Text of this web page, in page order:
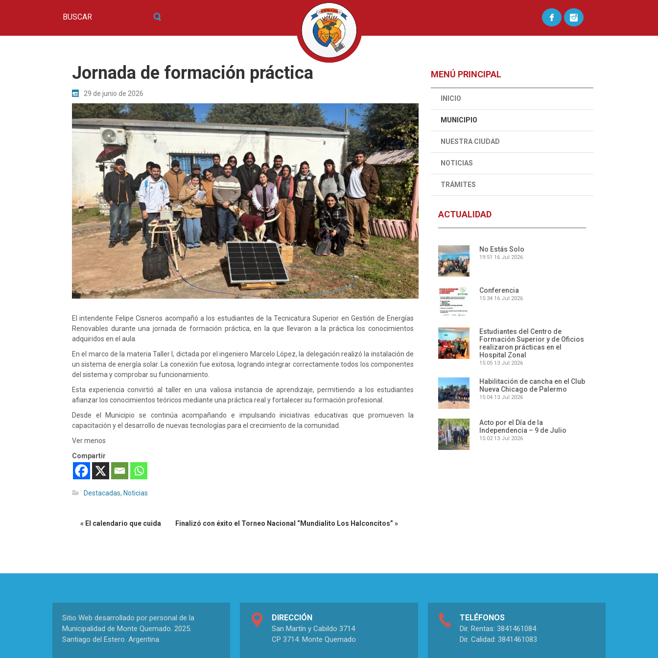
Jornada de formación práctica
29 de junio de 2026
El intendente Felipe Cisneros acompañó a los estudiantes de la Tecnicatura Superior en Gestión de Energías
Renovables durante una jornada de formación práctica, en la que llevaron a la práctica los conocimientos
adquiridos en el aula.
En el marco de la materia Taller I, dictada por el ingeniero Marcelo López, la delegación realizó la instalación de
un sistema de energía solar. La conexión fue exitosa, logrando integrar correctamente todos los componentes
del sistema y comprobar su funcionamiento.
Esta experiencia convirtió al taller en una valiosa instancia de aprendizaje, permitiendo a los estudiantes
afianzar los conocimientos teóricos mediante una práctica real y fortalecer su formación profesional.
Desde el Municipio se continúa acompañando e impulsando iniciativas educativas que promueven la
capacitación y el desarrollo de nuevas tecnologías para el crecimiento de la comunidad.
Ver menos
Compartir
Destacadas, Noticias
« El calendario que cuida Finalizó con éxito el Torneo Nacional “Mundialito Los Halconcitos” »
MENÚ PRINCIPAL
INICIO
MUNICIPIO
NUESTRA CIUDAD
NOTICIAS
TRÁMITES
ACTUALIDAD
No Estás Solo
19:51 16 Jul 2026
Conferencia
15:34 16 Jul 2026
Estudiantes del Centro de
Formación Superior y de Oficios
realizaron prácticas en el
Hospital Zonal
15:05 13 Jul 2026
Habilitación de cancha en el Club
Nueva Chicago de Palermo
15:04 13 Jul 2026
Acto por el Día de la
Independencia – 9 de Julio
15:02 13 Jul 2026
Sitio Web desarrollado por personal de la
Municipalidad de Monte Quemado. 2025.
Santiago del Estero. Argentina.
DIRECCIÓN
San Martín y Cabildo 3714
CP 3714. Monte Quemado
TELÉFONOS
Dir. Rentas: 3841461084
Dir. Calidad: 3841461083